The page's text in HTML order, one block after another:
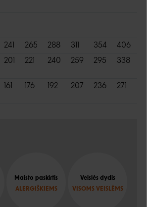
241 265 288 311 354 406
201 221 240 259 295 338
161 176 192 207 236 271
Maisto paskirtis
ALERGIŠKIEMS
Veislės dydis
VISOMS VEISLĖMS